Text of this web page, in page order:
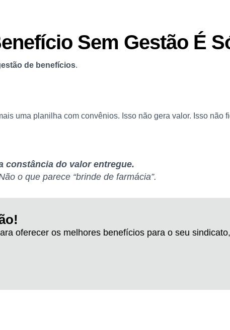
Sem Gestão É
de benefícios.
uma planilha com convênios. Isso não gera valor. Isso não
constância do valor entregue.
o que parece “brinde de farmácia”.
oferecer os melhores benefícios para o seu